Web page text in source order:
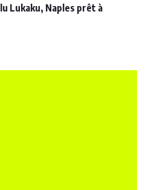
Lukaku, Naples prêt à